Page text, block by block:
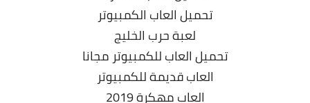
تحميل العاب الكمبيوتر
لعبة حرب الخليج
تحميل العاب للكمبيوتر مجانا
العاب قديمة للكمبيوتر
العاب مهكرة 2019